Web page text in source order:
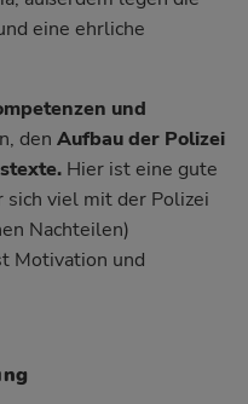
eine ehrliche
und
den Aufbau der Polizei
Hier ist eine gute
viel mit der Polizei
Nachteilen)
Motivation und